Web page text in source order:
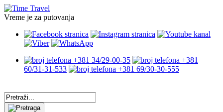
Vreme je za putovanja
+381 34/29-00-35
+381
60/31-31-533
+381 69/30-30-555